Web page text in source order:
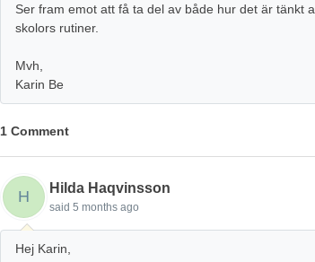
Ser fram emot att få ta del av både hur det är tänkt
skolors rutiner.
Mvh,
Karin Be
1 Comment
H Hilda Haqvinsson
said 5 months ago
Hej Karin,